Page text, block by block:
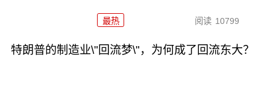
最热 阅读 10799
特朗普的制造业\"回流梦\"，为何成了回流东大？